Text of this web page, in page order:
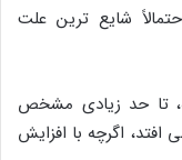
شایع ترین علت
تا حد زیادی مشخص
افتد، اگرچه با افزایش